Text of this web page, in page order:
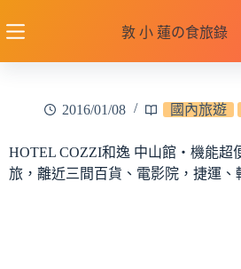
至
敦 小 蓮の食旅錄
2016/01/08 國內旅遊
HOTEL COZZI和逸 中山館‧機能超
旅，離近三間百貨、電影院，捷運、